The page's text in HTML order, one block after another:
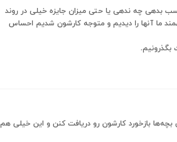
بدهی چه ندهی یا حتی میزان جایزه خیلی در روند
ما آنها را دیدیم و متوجه کارشون شدیم احساس
بازخورد کارشون رو دریافت کنن و این خیلی هم